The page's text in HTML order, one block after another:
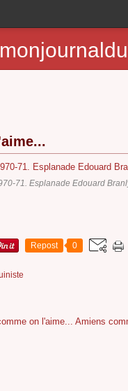
71. Esplanade Edouard
Repost 0
on l'aime... Amiens